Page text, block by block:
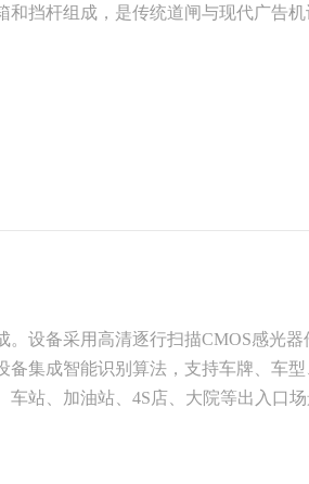
挡杆组成，是传统道闸与现代广告机
设备采用高清逐行扫描CMOS感光器
备集成智能识别算法，支持车牌、车
站、加油站、4S店、大院等出入口场